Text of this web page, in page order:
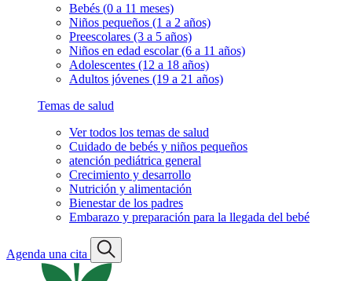
Bebés (0 a 11 meses)
Niños pequeños (1 a 2 años)
Preescolares (3 a 5 años)
Niños en edad escolar (6 a 11 años)
Adolescentes (12 a 18 años)
Adultos jóvenes (19 a 21 años)
Temas de salud
Ver todos los temas de salud
Cuidado de bebés y niños pequeños
atención pediátrica general
Crecimiento y desarrollo
Nutrición y alimentación
Bienestar de los padres
Embarazo y preparación para la llegada del bebé
Agenda una cita